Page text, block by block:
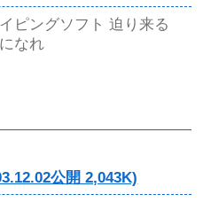
ピングソフト 迫り来る
なれ
公開 2,043K)